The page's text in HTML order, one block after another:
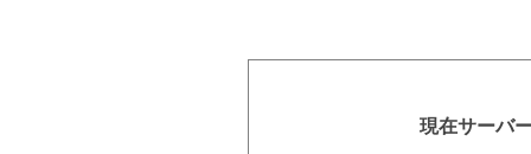
現在サーバ